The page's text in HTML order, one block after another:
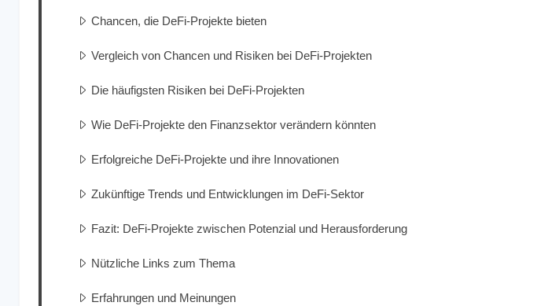
Chancen, die DeFi-Projekte bieten
Vergleich von Chancen und Risiken bei DeFi-Projekten
Die häufigsten Risiken bei DeFi-Projekten
Wie DeFi-Projekte den Finanzsektor verändern könnten
Erfolgreiche DeFi-Projekte und ihre Innovationen
Zukünftige Trends und Entwicklungen im DeFi-Sektor
Fazit: DeFi-Projekte zwischen Potenzial und Herausforderung
Nützliche Links zum Thema
Erfahrungen und Meinungen